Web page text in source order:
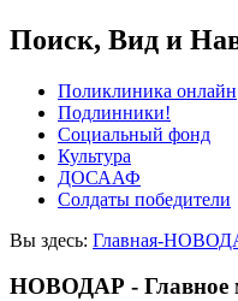
Поиск, Вид и
Поликлиника онлайн
Подлинники!
Социальный фонд
Культура
ДОСААФ
Солдаты победители
Вы здесь: Главная-
НОВОДАР - Главное